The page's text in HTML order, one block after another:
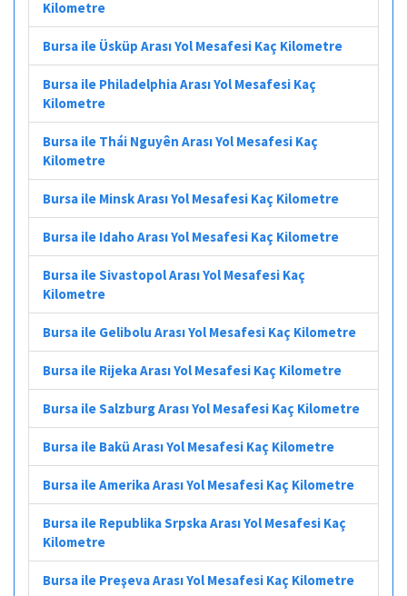
Kilometre
Bursa ile Üsküp Arası Yol Mesafesi Kaç Kilometre
Bursa ile Philadelphia Arası Yol Mesafesi Kaç
Kilometre
Bursa ile Thái Nguyên Arası Yol Mesafesi Kaç
Kilometre
Bursa ile Minsk Arası Yol Mesafesi Kaç Kilometre
Bursa ile Idaho Arası Yol Mesafesi Kaç Kilometre
Bursa ile Sivastopol Arası Yol Mesafesi Kaç
Kilometre
Bursa ile Gelibolu Arası Yol Mesafesi Kaç Kilometre
Bursa ile Rijeka Arası Yol Mesafesi Kaç Kilometre
Bursa ile Salzburg Arası Yol Mesafesi Kaç Kilometre
Bursa ile Bakü Arası Yol Mesafesi Kaç Kilometre
Bursa ile Amerika Arası Yol Mesafesi Kaç Kilometre
Bursa ile Republika Srpska Arası Yol Mesafesi Kaç
Kilometre
Bursa ile Preşeva Arası Yol Mesafesi Kaç Kilometre